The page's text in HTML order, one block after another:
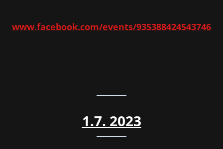
www.facebook.com/events/935388424543746
1.7. 2023